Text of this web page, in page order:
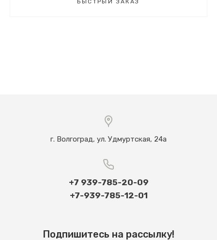
БЫСТРЫЙ ЗАКАЗ
г. Волгоград, ул. Удмуртская, 24а
+7 939-785-20-09
+7-939-785-12-01
Подпишитесь на рассылку!